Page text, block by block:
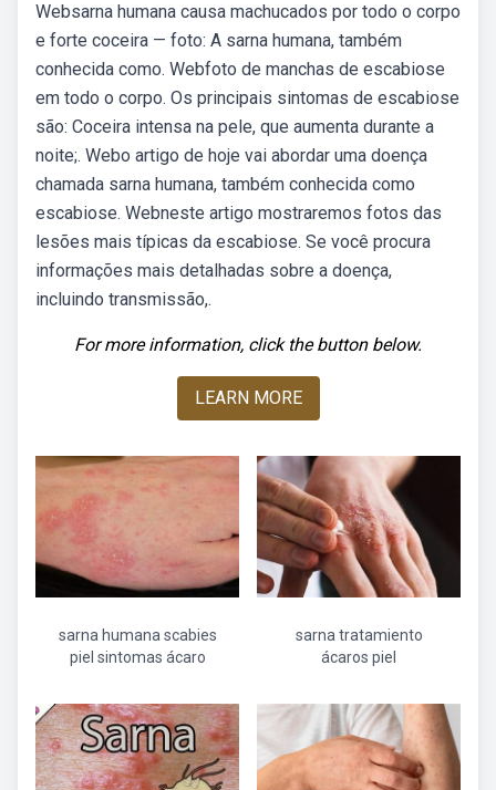
Websarna humana causa machucados por todo o corpo
e forte coceira — foto: A sarna humana, também
conhecida como. Webfoto de manchas de escabiose
em todo o corpo. Os principais sintomas de escabiose
são: Coceira intensa na pele, que aumenta durante a
noite;. Webo artigo de hoje vai abordar uma doença
chamada sarna humana, também conhecida como
escabiose. Webneste artigo mostraremos fotos das
lesões mais típicas da escabiose. Se você procura
informações mais detalhadas sobre a doença,
incluindo transmissão,.
For more information, click the button below.
LEARN MORE
sarna humana scabies
piel sintomas ácaro
sarna tratamiento
ácaros piel